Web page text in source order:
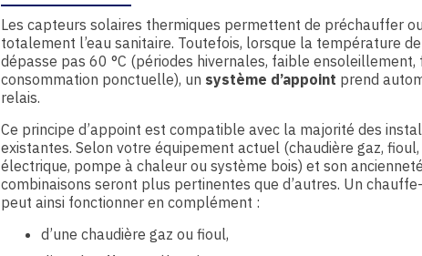
Les capteurs solaires thermiques permettent de préchauffer
totalement l’eau sanitaire. Toutefois, lorsque la température de
dépasse pas 60 °C (périodes hivernales, faible ensoleillement,
consommation ponctuelle), un système d’appoint prend
relais.
Ce principe d’appoint est compatible avec la majorité des
existantes. Selon votre équipement actuel (chaudière gaz,
électrique, pompe à chaleur ou système bois) et son
combinaisons seront plus pertinentes que d’autres. Un
peut ainsi fonctionner en complément :
d’une chaudière gaz ou fioul,